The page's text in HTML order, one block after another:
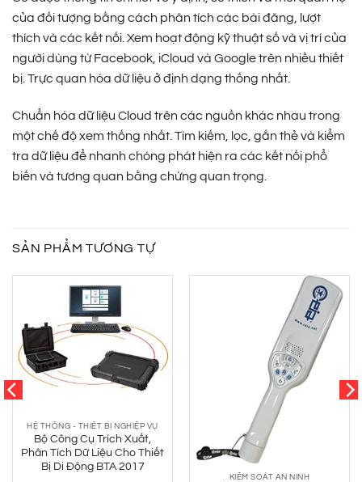
của đối tượng bằng cách phân tích các bài đăng, lượt
thích và các kết nối. Xem hoạt động kỹ thuật số và vị trí của
người dùng từ Facebook, iCloud và Google trên nhiều thiết
bị. Trực quan hóa dữ liệu ở định dạng thống nhất.
Chuẩn hóa dữ liệu Cloud trên các nguồn khác nhau trong
một chế độ xem thống nhất. Tìm kiếm, lọc, gắn thẻ và kiểm
tra dữ liệu để nhanh chóng phát hiện ra các kết nối phổ
biến và tương quan bằng chứng quan trọng.
SẢN PHẨM TƯƠNG TỰ
HỆ THỐNG - THIẾT BỊ NGHIỆP VỤ
Bộ Công Cụ Trích Xuất,
Phân Tích Dữ Liệu Cho Thiết
Bị Di Động BTA 2017
KIỂM SOÁT AN NINH